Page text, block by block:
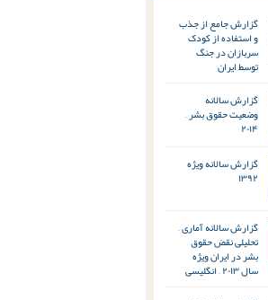
گزارش جامع از جذب
و استفاده از کودک
سربازان در جنگ
توسط ایران
گزارش سالانه
وضعیت حقوق بشر –
۲۰۱۴
گزارش سالانه ویژه
۱۳۹۲
گزارش سالانه آماری –
تحلیلی نقض حقوق
بشر در ایران ویژه
سال ۲۰۱۳ – انگلیسی